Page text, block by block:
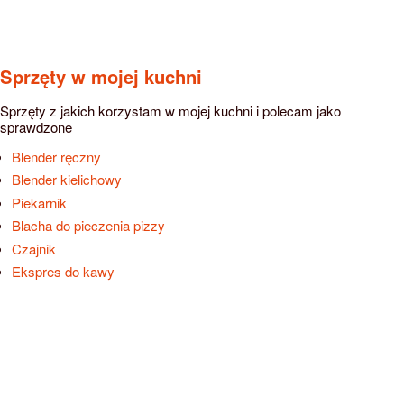
Sprzęty w mojej kuchni
Sprzęty z jakich korzystam w mojej kuchni i polecam jako
sprawdzone
Blender ręczny
Blender kielichowy
Piekarnik
Blacha do pieczenia pizzy
Czajnik
Ekspres do kawy